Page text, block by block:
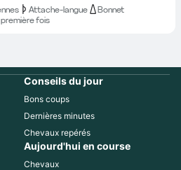
Attache-langue
Bonnet
fois
Conseils du jour
Bons coups
Dernières minutes
Chevaux repérés
Aujourd'hui en course
Chevaux